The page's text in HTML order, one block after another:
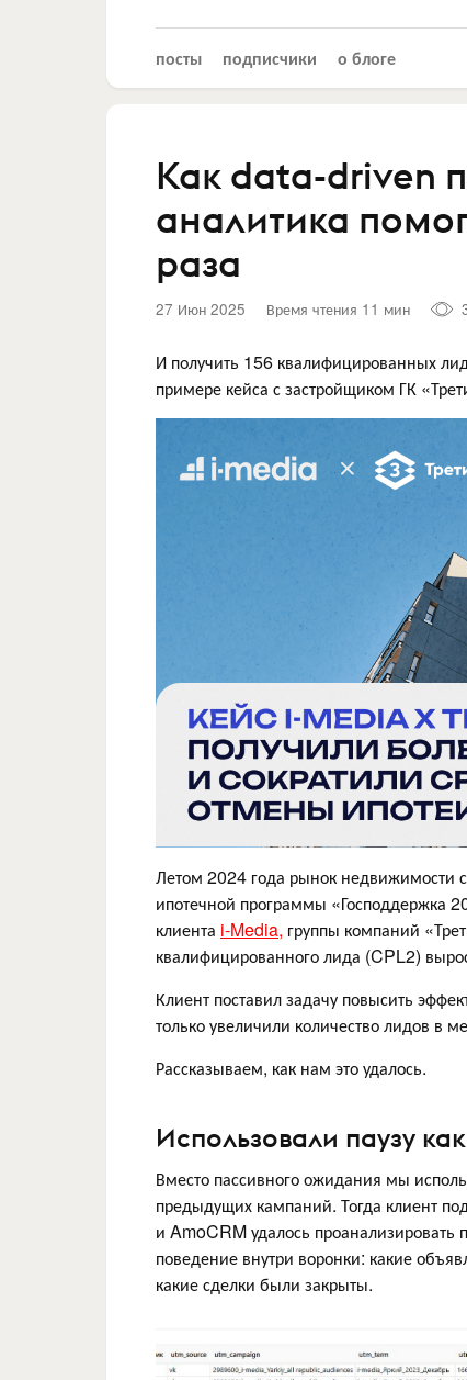
посты подписчики о блоге
Как data-driven
аналитика
раза
27 Июн 2025 Время чтения 11 мин
И получить 156 квалифицированных
примере кейса с застройщиком ГК
Летом 2024 года рынок недвижимости
ипотечной программы «Господдержка
клиента i-Media, группы компаний
квалифицированного лида (CPL2)
Клиент поставил задачу повысить
только увеличили количество лидов в
Рассказываем, как нам это удалось.
Использовали паузу
Вместо пассивного ожидания мы
предыдущих кампаний. Тогда клиент
и AmoCRM удалось проанализировать
поведение внутри воронки: какие
какие сделки были закрыты.